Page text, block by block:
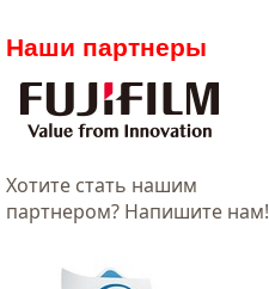
Наши партнеры
Хотитe стать нашим
партнером? Напишите нам!